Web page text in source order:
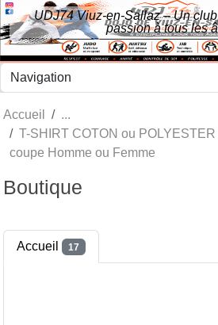
UDJ74 Viuz-en-Sallaz – Un
passion à tous les
Accueil
T-SHIRT COTON ou POLYESTER
coupe Homme ou Femme
Boutique
Accueil 17
Panneau de gestion des cookies